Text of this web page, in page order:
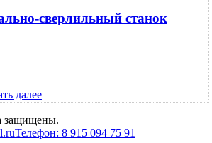
сверлильный станок
далее
защищены.
Телефон: 8 915 094 75 91